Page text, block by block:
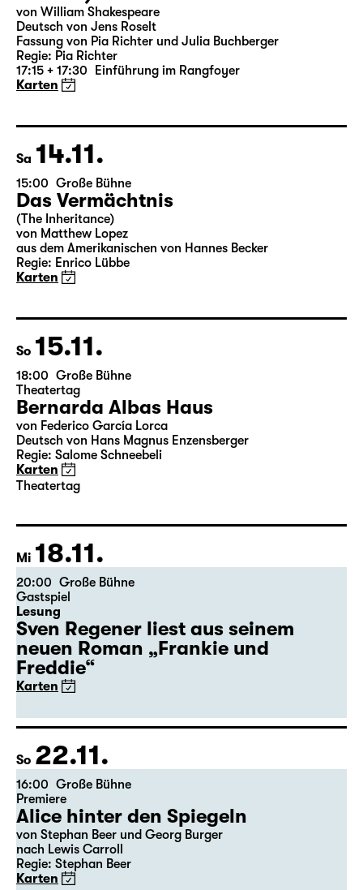
18:00 — 19:25 Große Bühne
Was ihr wollt (A Tortured Lover’s
Version)
von William Shakespeare
Deutsch von Jens Roselt
17:15 + 17:30 Einführung im Rangfoyer
Karten
Sa 14.11.
15:00 Große Bühne
Das Vermächtnis
(The Inheritance)
Regie: Enrico Lübbe
Karten
So 15.11.
18:00 Große Bühne
Theatertag
Bernarda Albas Haus
von Federico García Lorca
Karten
Theatertag
Mi 18.11.
20:00 Große Bühne
Gastspiel
Lesung
Sven Regener liest aus seinem
Freddie“
Karten
So 22.11.
16:00
Große Bühne
Premiere
Alice hinter den Spiegeln